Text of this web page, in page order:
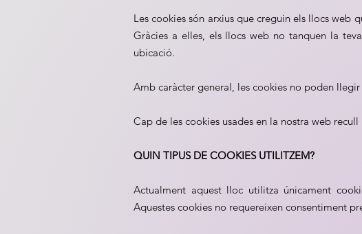
Les cookies són arxius que creguin els llocs web
Gràcies a elles, els llocs web no tanquen la
ubicació.
Amb caràcter general, les cookies no poden
Cap de les cookies usades en la nostra web
QUIN TIPUS DE COOKIES UTILITZEM?
Actualment aquest lloc utilitza únicament
Aquestes cookies no requereixen consentiment